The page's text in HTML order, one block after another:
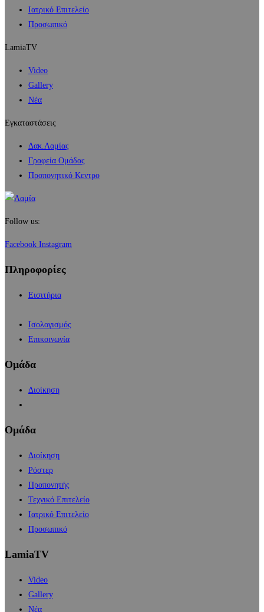
Ιατρικό Επιτελείο
Προσωπικό
LamiaTV
Video
Gallery
Νέα
Εγκαταστάσεις
Δακ.Λαμίας
Γραφεία Ομάδας
Προπονητικό Κεντρο
Follow us:
Facebook Instagram
Πληροφορίες
Εισιτήρια
Ισολογισμός
Επικοινωνία
Ομάδα
Διοίκηση
Ομάδα
Διοίκηση
Ρόστερ
Προπονητής
Τεχνικό Επιτελείο
Ιατρικό Επιτελείο
Προσωπικό
LamiaTV
Video
Gallery
Νέα